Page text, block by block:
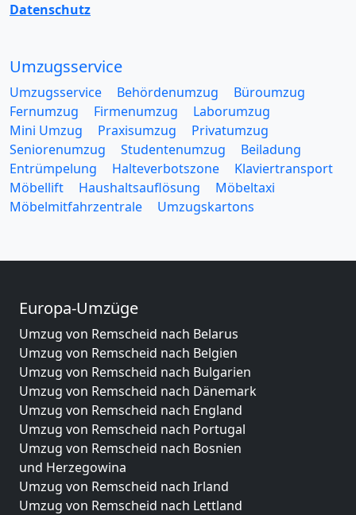
Datenschutz
Umzugsservice
Umzugsservice Behördenumzug
Büroumzug
Fernumzug
Firmenumzug
Laborumzug
Mini Umzug
Praxisumzug
Privatumzug
Seniorenumzug
Studentenumzug
Beiladung
Entrümpelung
Halteverbotszone
Klaviertransport
Möbellift
Haushaltsauflösung
Möbeltaxi
Möbelmitfahrzentrale
Umzugskartons
Europa-Umzüge
Umzug von Remscheid nach Belarus
Umzug von Remscheid nach Belgien
Umzug von Remscheid nach Bulgarien
Umzug von Remscheid nach Dänemark
Umzug von Remscheid nach England
Umzug von Remscheid nach Portugal
Umzug von Remscheid nach Bosnien
und Herzegowina
Umzug von Remscheid nach Irland
Umzug von Remscheid nach Lettland